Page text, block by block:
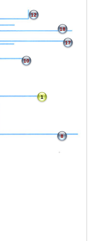
1
8
10
12
17
18